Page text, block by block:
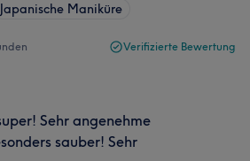
Japanische Maniküre
Verifizierte Bewertung
Sehr angenehme
sauber! Sehr